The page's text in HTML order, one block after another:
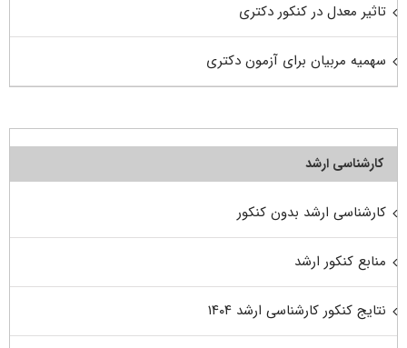
تاثیر معدل در کنکور دکتری
سهمیه مربیان برای آزمون دکتری
کارشناسی ارشد
کارشناسی ارشد بدون کنکور
منابع کنکور ارشد
نتایج کنکور کارشناسی ارشد ۱۴۰۴